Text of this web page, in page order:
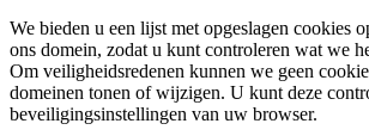
We bieden u een lijst met opgeslagen cookies
ons domein, zodat u kunt controleren wat we
Om veiligheidsredenen kunnen we geen
domeinen tonen of wijzigen. U kunt deze
beveiligingsinstellingen van uw browser.